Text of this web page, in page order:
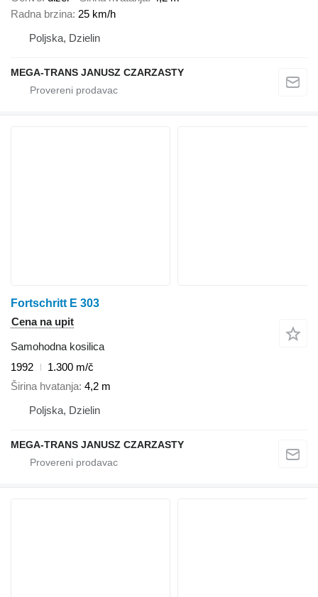
Radna brzina 25 km/h
Poljska, Dzielin
MEGA-TRANS JANUSZ CZARZASTY
Fortschritt E 303
Cena na upit
Samohodna kosilica
1992
1.300 m/č
Širina hvatanja 4,2 m
Poljska, Dzielin
MEGA-TRANS JANUSZ CZARZASTY